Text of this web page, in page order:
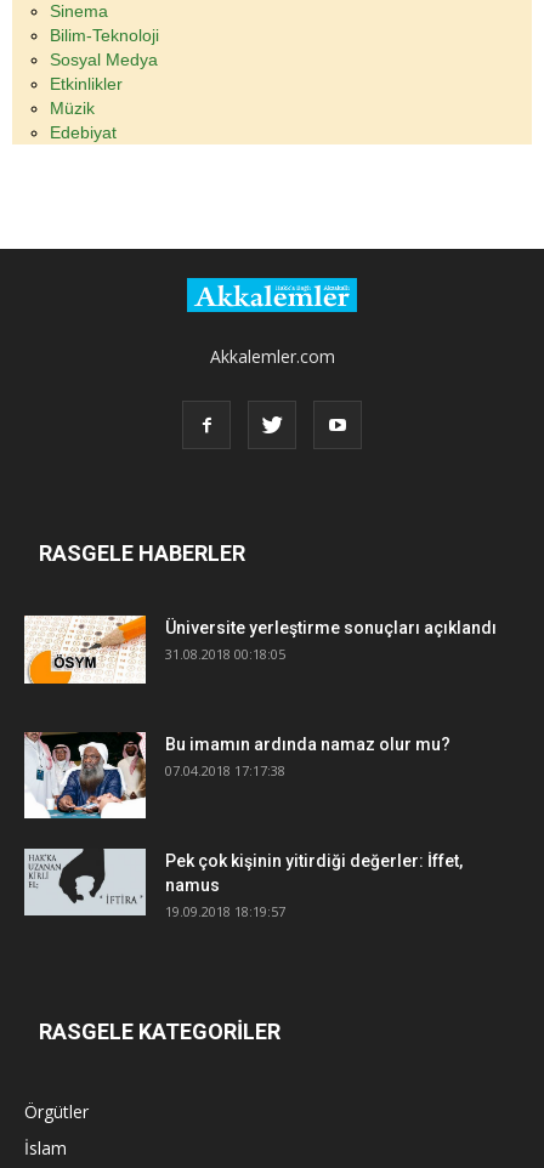
Sinema
Bilim-Teknoloji
Sosyal Medya
Etkinlikler
Müzik
Edebiyat
Akkalemler.com
RASGELE HABERLER
Üniversite yerleştirme sonuçları açıklandı
31.08.2018 00:18:05
Bu imamın ardında namaz olur mu?
07.04.2018 17:17:38
Pek çok kişinin yitirdiği değerler: İffet,
namus
19.09.2018 18:19:57
RASGELE KATEGORİLER
Örgütler
İslam